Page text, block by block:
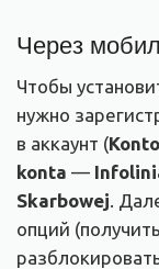
Через
Чтобы
нужно
в аккаунт (
konta —
Skarbowej .
опций